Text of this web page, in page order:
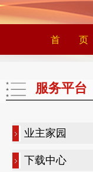
首 页
服务平台
业主家园
下载中心